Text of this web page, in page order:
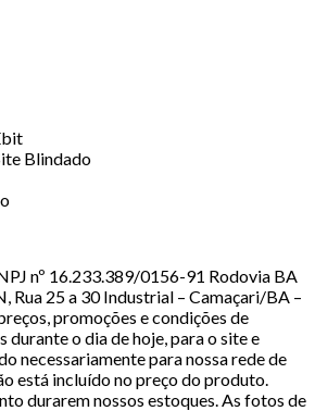
nº 16.233.389/0156-91 Rodovia BA
Rua 25 a 30 Industrial – Camaçari/BA –
promoções e condições de
durante o dia de hoje, para o site e
necessariamente para nossa rede de
está incluído no preço do produto.
durarem nossos estoques. As fotos de